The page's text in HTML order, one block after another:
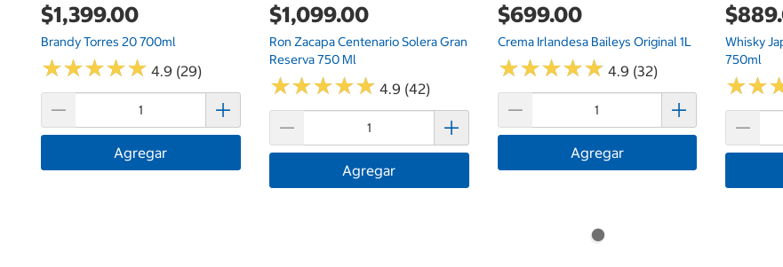
$1,399.00
Brandy Torres 20 700ml
★★★★★
★★★★★ 4.9 (29)
Agregar
$1,099.00
Ron Zacapa Centenario Solera Gran
Reserva 750 Ml
★★★★★
★★★★★ 4.9 (42)
Agregar
$699.00
Crema Irlandesa Baileys Original 1L
★★★★★
★★★★★ 4.9 (32)
Agregar
Whisky
750ml
★★
★★